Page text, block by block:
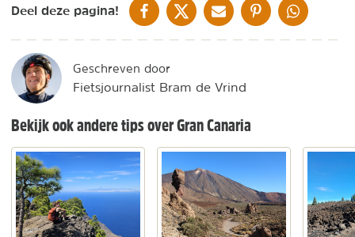
Deel deze pagina! DELEN OP FACEBOOK
DELEN OP XDELEN VIA DE MAIL
DELEN OP PINTEREST
DELEN OP
Geschreven door
Fietsjournalist Bram de Vrind
Bekijk ook andere tips over Gran Canaria